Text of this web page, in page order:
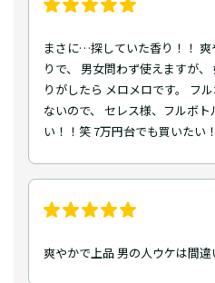
まさに…探していた香り！！
りで、 男女問わず使えますが
りがしたら メロメロです。 フ
ないので、 セレス様、フルボ
い！！笑 7万円台でも買いたい
爽やかで上品 男の人ウケは間違